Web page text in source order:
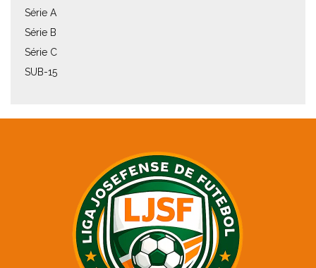
Série A
Série B
Série C
SUB-15